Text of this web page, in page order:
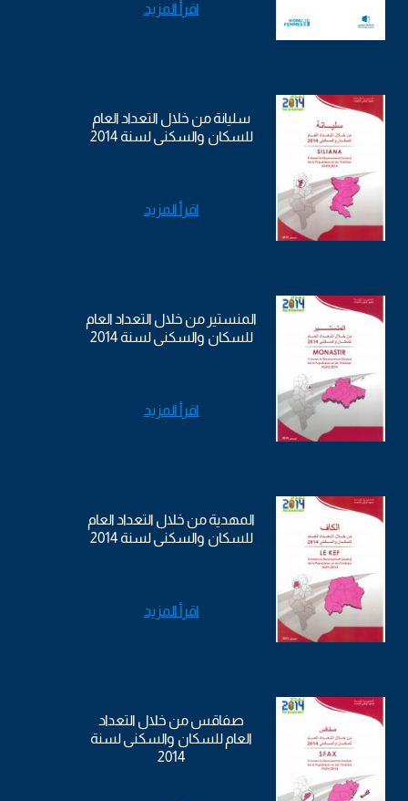
اقرأ المزيد
سليانة من خلال التعداد العام
للسكان والسكنى لسنة 2014
اقرأ المزيد
المنستير من خلال التعداد العام
للسكان والسكنى لسنة 2014
اقرأ المزيد
المهدية من خلال التعداد العام
للسكان والسكنى لسنة 2014
اقرأ المزيد
صفاقس من خلال التعداد
العام للسكان والسكنى لسنة
2014